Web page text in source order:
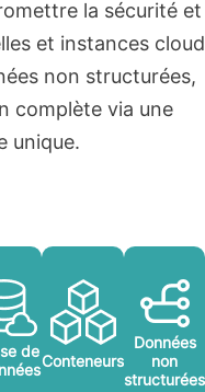
la sécurité et
et instances cloud
non structurées,
complète via une
unique.
deConteneurs
Données
non
structurées